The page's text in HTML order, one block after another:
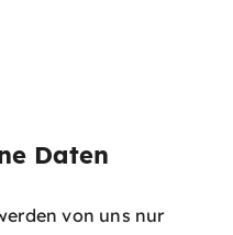
Daten
von uns nur